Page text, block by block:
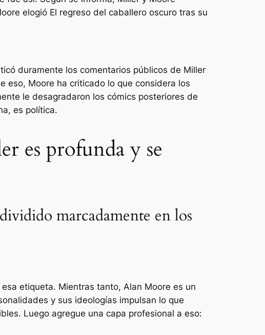
elogió El regreso del caballero oscuro tras su
duramente los comentarios públicos de Miller
eso, Moore ha criticado lo que considera los
le desagradaron los cómics posteriores de
es política.
es profunda y se
marcadamente en los
etiqueta. Mientras tanto, Alan Moore es un
y sus ideologías impulsan lo que
Luego agregue una capa profesional a eso: